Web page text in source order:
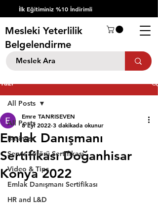
İlk Eğitiminiz %10 İndirimli
Mesleki Yeterlilik
Belgelendirme
Yazı
All Posts
Business
Servis Şöförü Sertifikası
Video & Tips
Emlak Danışmanı Sertifikası
HR and L&D
All Posts
Emlak Danışmanı
Sertifikası Doğanhisar
Konya 2022
Emre TANRISEVEN
8 Eyl 2022 3 dakikada okunur